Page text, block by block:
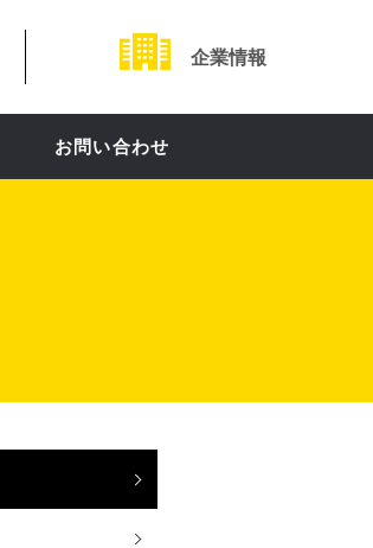
企業情報
お問い合わせ